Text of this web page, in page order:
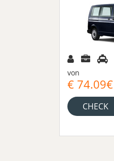
von
€ 74.09€
CHECK